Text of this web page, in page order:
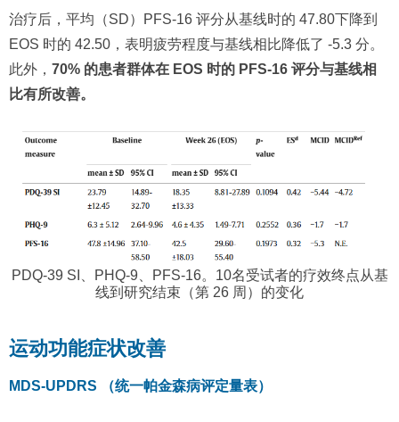
治疗后，平均（SD）PFS-16 评分从基线时的 47.80下降到
EOS 时的 42.50，表明疲劳程度与基线相比降低了 -5.3 分。
此外， 70% 的患者群体在 EOS 时的 PFS-16 评分与基线相
比有所改善。
PDQ-39 SI、PHQ-9、PFS-16。10名受试者的疗效终点从基
线到研究结束（第 26 周）的变化
运动功能症状改善
MDS-UPDRS （统一帕金森病评定量表）